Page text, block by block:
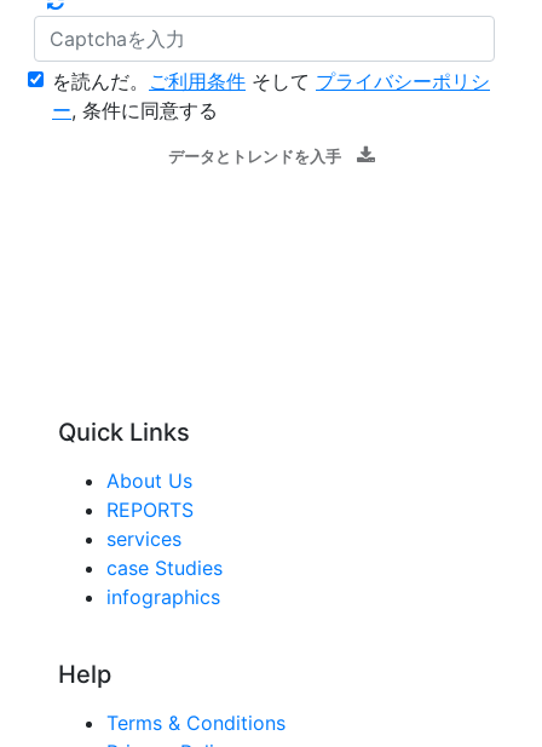
を読んだ。 ご利用条件 そして プライバシーポリシ
ー, 条件に同意する
データとトレンドを入手
Quick Links
About Us
REPORTS
services
case Studies
infographics
Help
Terms & Conditions